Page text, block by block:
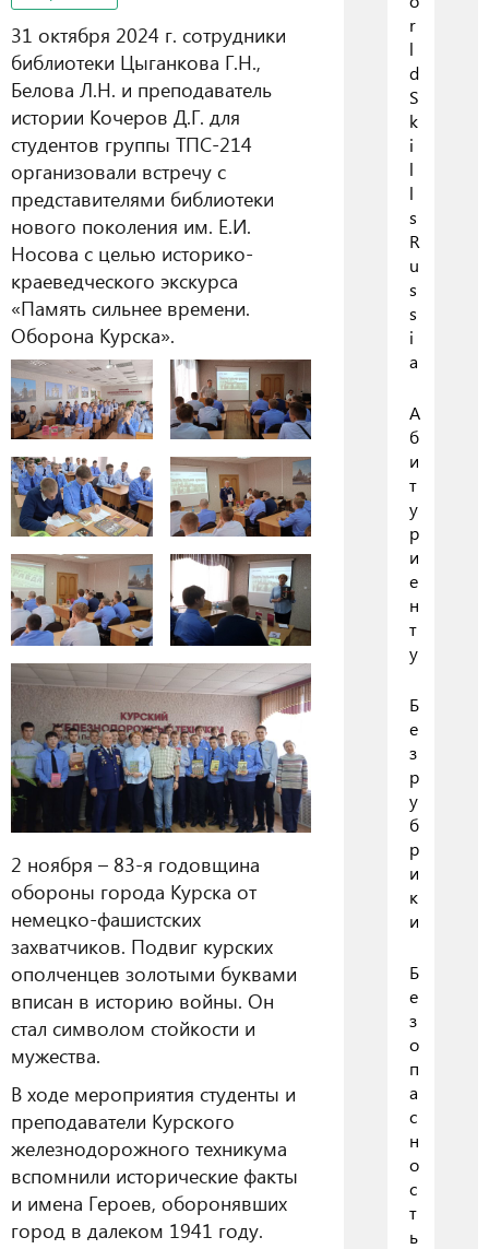
31 октября 2024 г. сотрудники
библиотеки Цыганкова Г.Н.,
Белова Л.Н. и преподаватель
истории Кочеров Д.Г. для
студентов группы ТПС-214
организовали встречу с
представителями библиотеки
нового поколения им. Е.И.
Носова с целью историко-
краеведческого экскурса
«Память сильнее времени.
Оборона Курска».
2 ноября – 83-я годовщина
обороны города Курска от
немецко-фашистских
захватчиков. Подвиг курских
ополченцев золотыми буквами
вписан в историю войны. Он
стал символом стойкости и
мужества.
В ходе мероприятия студенты и
преподаватели Курского
железнодорожного техникума
вспомнили исторические факты
и имена Героев, оборонявших
город в далеком 1941 году.
r
l
d
S
k
i
l
l
s
R
u
s
s
i
a
А
б
и
т
у
р
и
е
н
т
у
Б
е
з
р
у
б
р
и
к
и
Б
е
з
о
п
а
с
н
о
с
т
ь